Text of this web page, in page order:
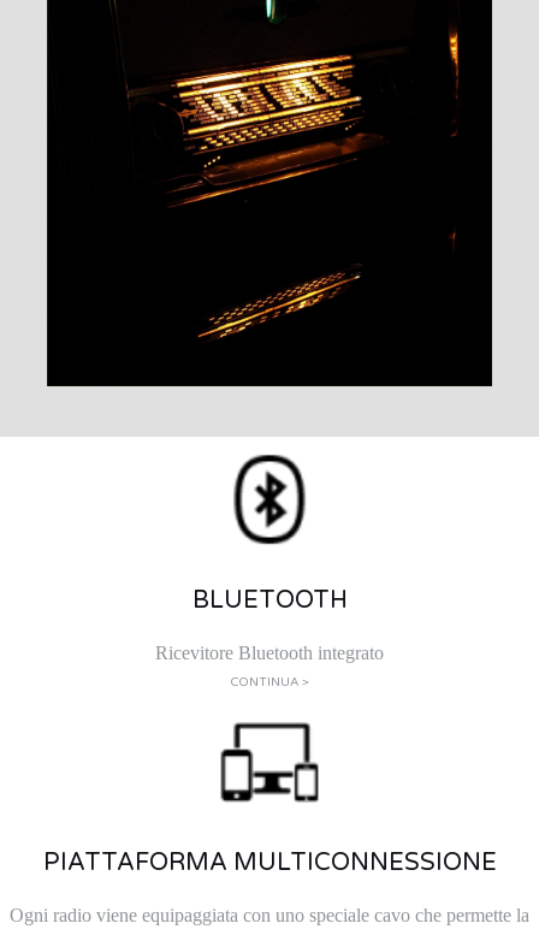
BLUETOOTH
Ricevitore Bluetooth integrato
CONTINUA >
PIATTAFORMA MULTICONNESSIONE
Ogni radio viene equipaggiata con uno speciale cavo che permette la